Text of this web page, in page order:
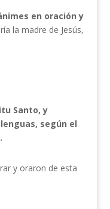
en oración y
la madre de Jesús,
Santo, y
según el
y oraron de esta